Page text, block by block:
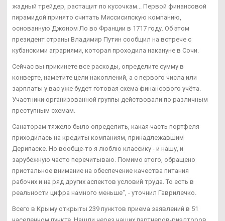
жадный трейдер, растащит по кусочкам... Первой финансовой
пирамидой принято считать Миссисипскую компанию,
основанную Джоном Ло во Франции в 1717 году. Об этом
президент страны Владимир Путин сообщил на встрече с
кубанскими аграриями, которая проходила накануне в Сочи.
Сейчас вы прикинете все расходы, определите сумму в
конверте, наметите цели накоплений, а с первого числа или
зарплаты у вас уже будет готовая схема финансового учёта.
Участники организованной группы действовали по различным
преступным схемам.
Санаторам тяжело было определить, какая часть портфеля
приходилась на кредиты компаниям, принадлежавшим
Дерипаске. Но вообще-то я люблю классику - и нашу, и
зарубежную часто перечитываю. Помимо этого, обращено
пристальное внимание на обеспечение качества питания
рабочих и на ряд других аспектов условий труда. То есть в
реальности цифра намного меньше", - уточнил Гаврилечко.
Всего в Крыму открыты 239 пунктов приема заявлений в 51